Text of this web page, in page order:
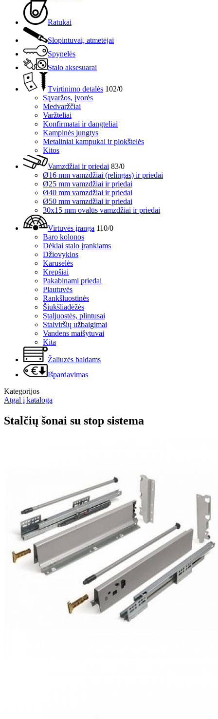
Ratukai
Slopintuvai, atmetėjai
Spynelės
Stalo aksesuarai
Tvirtinimo detalės 102/0
Sąvaržos, įvorės
Medvaržčiai
Varžteliai
Konfirmatai ir dangteliai
Kampinės jungtys
Metaliniai kampukai ir plokštelės
Kitos
Vamzdžiai ir priedai 83/0
Ø16 mm vamzdžiai (relingas) ir priedai
Ø25 mm vamzdžiai ir priedai
Ø40 mm vamzdžiai ir priedai
Ø50 mm vamzdžiai ir priedai
30x15 mm ovalūs vamzdžiai ir priedai
Virtuvės įranga 110/0
Baro kolonos
Dėklai stalo įrankiams
Džiovyklos
Karuselės
Krepšiai
Pakabinami priedai
Plautuvės
Rankšluostinės
Šiukšliadėžės
Staljuostės, plintusai
Stalviršių užbaigimai
Vandens maišytuvai
Kita
Žaliuzės baldams
Išpardavimas
Kategorijos
Atgal į katalogą
Stalčių šonai su stop sistema